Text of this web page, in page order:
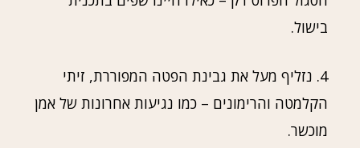
בישול.
4. נזליף מעל את גבינת הפטה המפוררת, זיתי
הקלמטה והרימונים – כמו נגיעות אחרונות של אמן
מוכשר.